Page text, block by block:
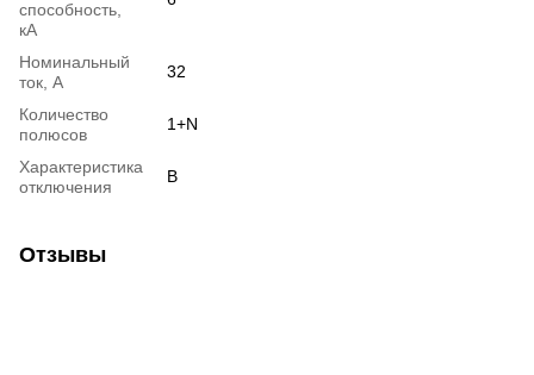
способность,
кА
Номинальный
ток, А
32
Количество
полюсов
1+N
Характеристика
отключения
B
Отзывы